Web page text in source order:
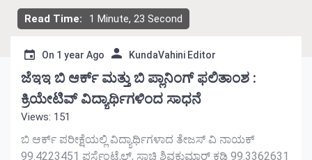
Read Time: 1 Minute, 23 Second
On 1 year Ago KundaVahini Editor
ಜೆಇಇ ಬಿ ಆರ್ಕ್ ಮತ್ತು ಬಿ ಪ್ಲಾನಿಂಗ್ ಫಲಿತಾಂಶ :
ಕ್ರಿಯೇಟಿವ್ ವಿದ್ಯಾರ್ಥಿಗಳಿಂದ ಸಾಧನೆ
Views: 151
ಬಿ ಆರ್ಕ್ ಪರೀಕ್ಷೆಯಲ್ಲಿ ವಿದ್ಯಾರ್ಥಿಗಳಾದ ತೇಜಸ್ ವಿ ನಾಯಕ್
99.4223451 ಪರ್ಸೆಂಟೈಲ್, ಸಾಚಿ ಶಿವಕುಮಾರ್ ಕಡಿ 99.3362631